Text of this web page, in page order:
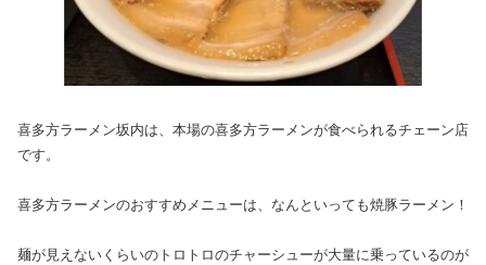
喜多方ラーメン坂内は、本場の喜多方ラーメンが食べられるチェーン店
です。
喜多方ラーメンのおすすめメニューは、なんといっても焼豚ラーメン！
麺が見えないくらいのトロトロのチャーシューが大量に乗っているのが